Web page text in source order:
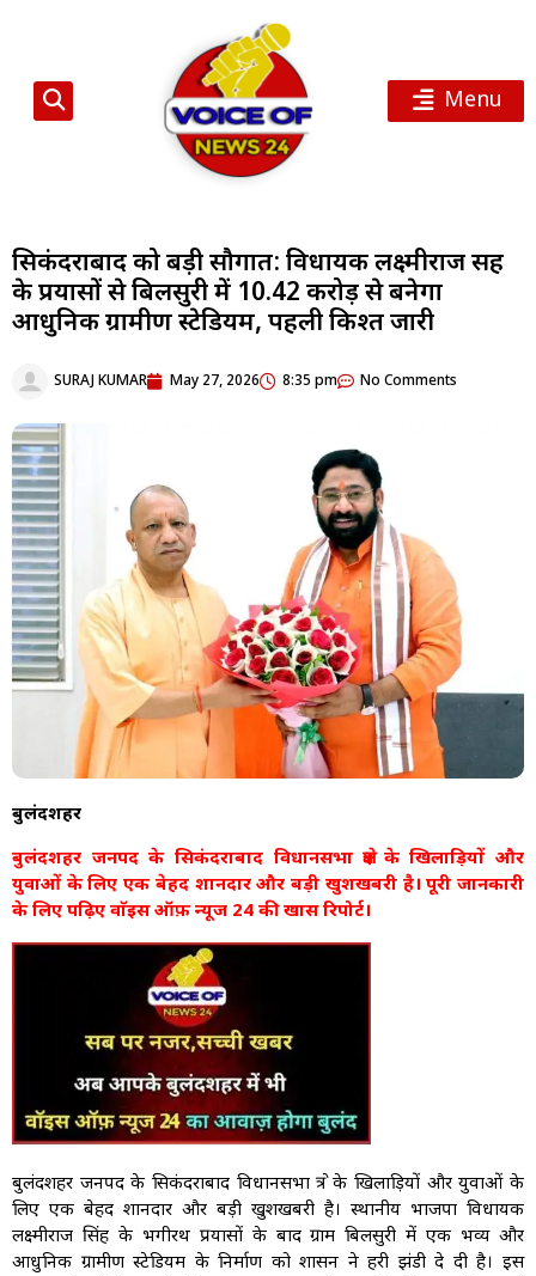
Menu
सिकंदराबाद को बड़ी सौगात: विधायक लक्ष्मीराज सिंह
के प्रयासों से बिलसुरी में 10.42 करोड़ से बनेगा
आधुनिक ग्रामीण स्टेडियम, पहली किश्त जारी
SURAJ KUMAR May 27, 2026 8:35 pm No Comments
बुलंदशहर
बुलंदशहर जनपद के सिकंदराबाद विधानसभा क्षेत्र के खिलाड़ियों और
युवाओं के लिए एक बेहद शानदार और बड़ी खुशखबरी है। पूरी जानकारी
के लिए पढ़िए वाॅइस ऑफ़ न्यूज 24 की खास रिपोर्ट।
बुलंदशहर जनपद के सिकंदराबाद विधानसभा क्षेत्र के खिलाड़ियों और युवाओं के
लिए एक बेहद शानदार और बड़ी खुशखबरी है। स्थानीय भाजपा विधायक
लक्ष्मीराज सिंह के भगीरथ प्रयासों के बाद ग्राम बिलसुरी में एक भव्य और
आधुनिक ग्रामीण स्टेडियम के निर्माण को शासन ने हरी झंडी दे दी है। इस